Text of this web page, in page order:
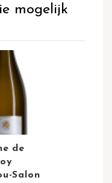
mogelijk
de
Salon